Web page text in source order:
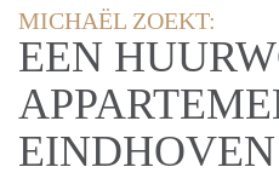
MICHAËL ZOEKT:
EEN
EINDHOVEN